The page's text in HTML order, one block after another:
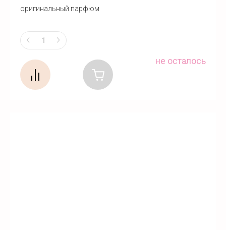
оригинальный парфюм
не осталось